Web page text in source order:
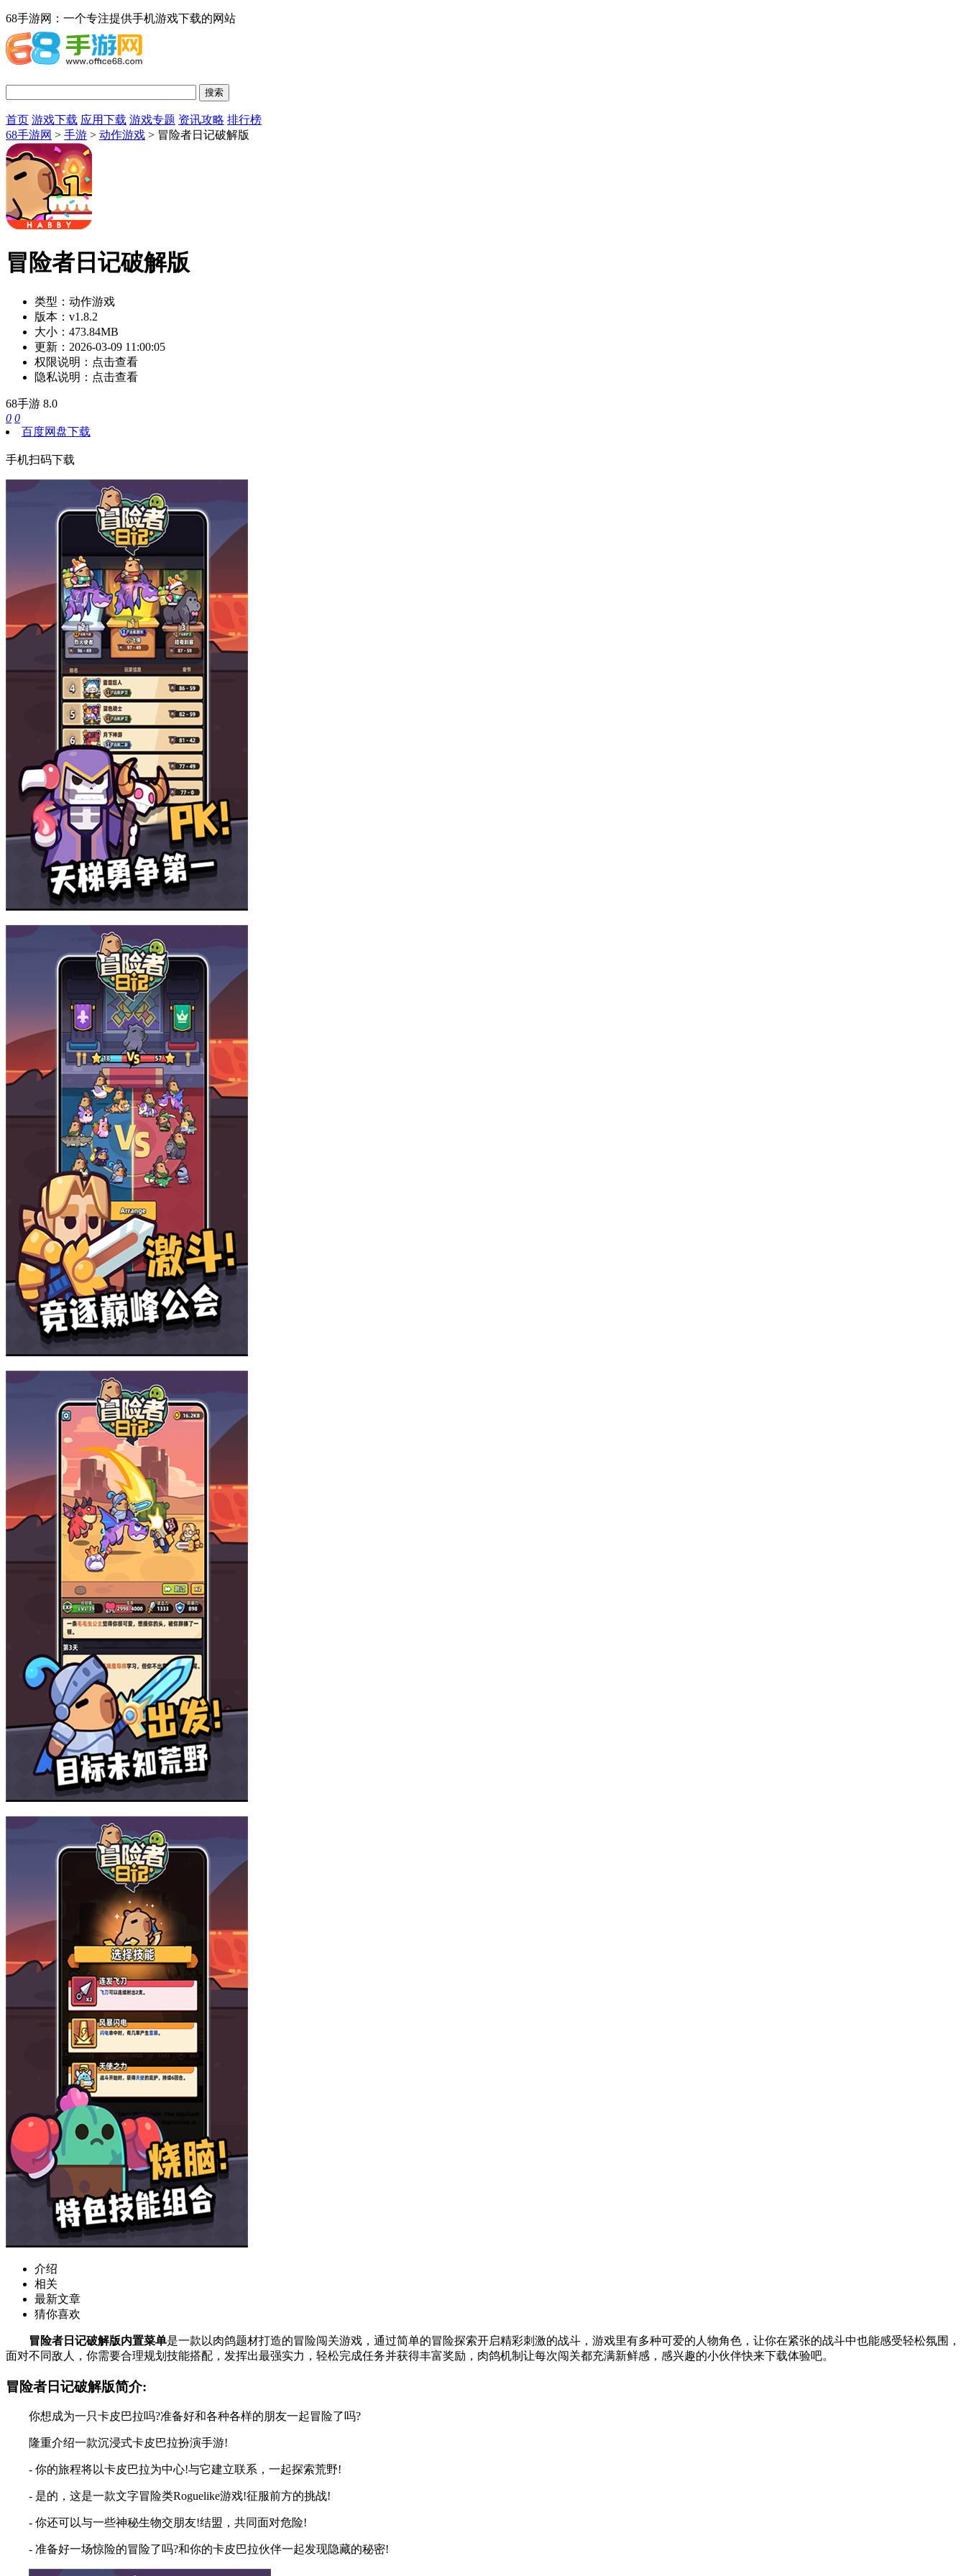
68手游网：一个专注提供手机游戏下载的网站
首页 游戏下载 应用下载 游戏专题 资讯攻略 排行榜
68手游网 > 手游 > 动作游戏 > 冒险者日记破解版
冒险者日记破解版
类型： 动作游戏
版本： v1.8.2
大小： 473.84MB
更新： 2026-03-09 11:00:05
权限说明： 点击查看
隐私说明： 点击查看
68手游 8.0
0 0
百度网盘下载
手机扫码下载
介绍
相关
最新文章
猜你喜欢
冒险者日记破解版内置菜单是一款以肉鸽题材打造的冒险闯关游戏，通过简单的冒险探索开启精彩刺激的战斗，游戏里有多种可爱的人物角色，让你在紧张的战斗中也能感受轻松氛围，
面对不同敌人，你需要合理规划技能搭配，发挥出最强实力，轻松完成任务并获得丰富奖励，肉鸽机制让每次闯关都充满新鲜感，感兴趣的小伙伴快来下载体验吧。
冒险者日记破解版简介:
你想成为一只卡皮巴拉吗?准备好和各种各样的朋友一起冒险了吗?
隆重介绍一款沉浸式卡皮巴拉扮演手游!
- 你的旅程将以卡皮巴拉为中心!与它建立联系，一起探索荒野!
- 是的，这是一款文字冒险类Roguelike游戏!征服前方的挑战!
- 你还可以与一些神秘生物交朋友!结盟，共同面对危险!
- 准备好一场惊险的冒险了吗?和你的卡皮巴拉伙伴一起发现隐藏的秘密!